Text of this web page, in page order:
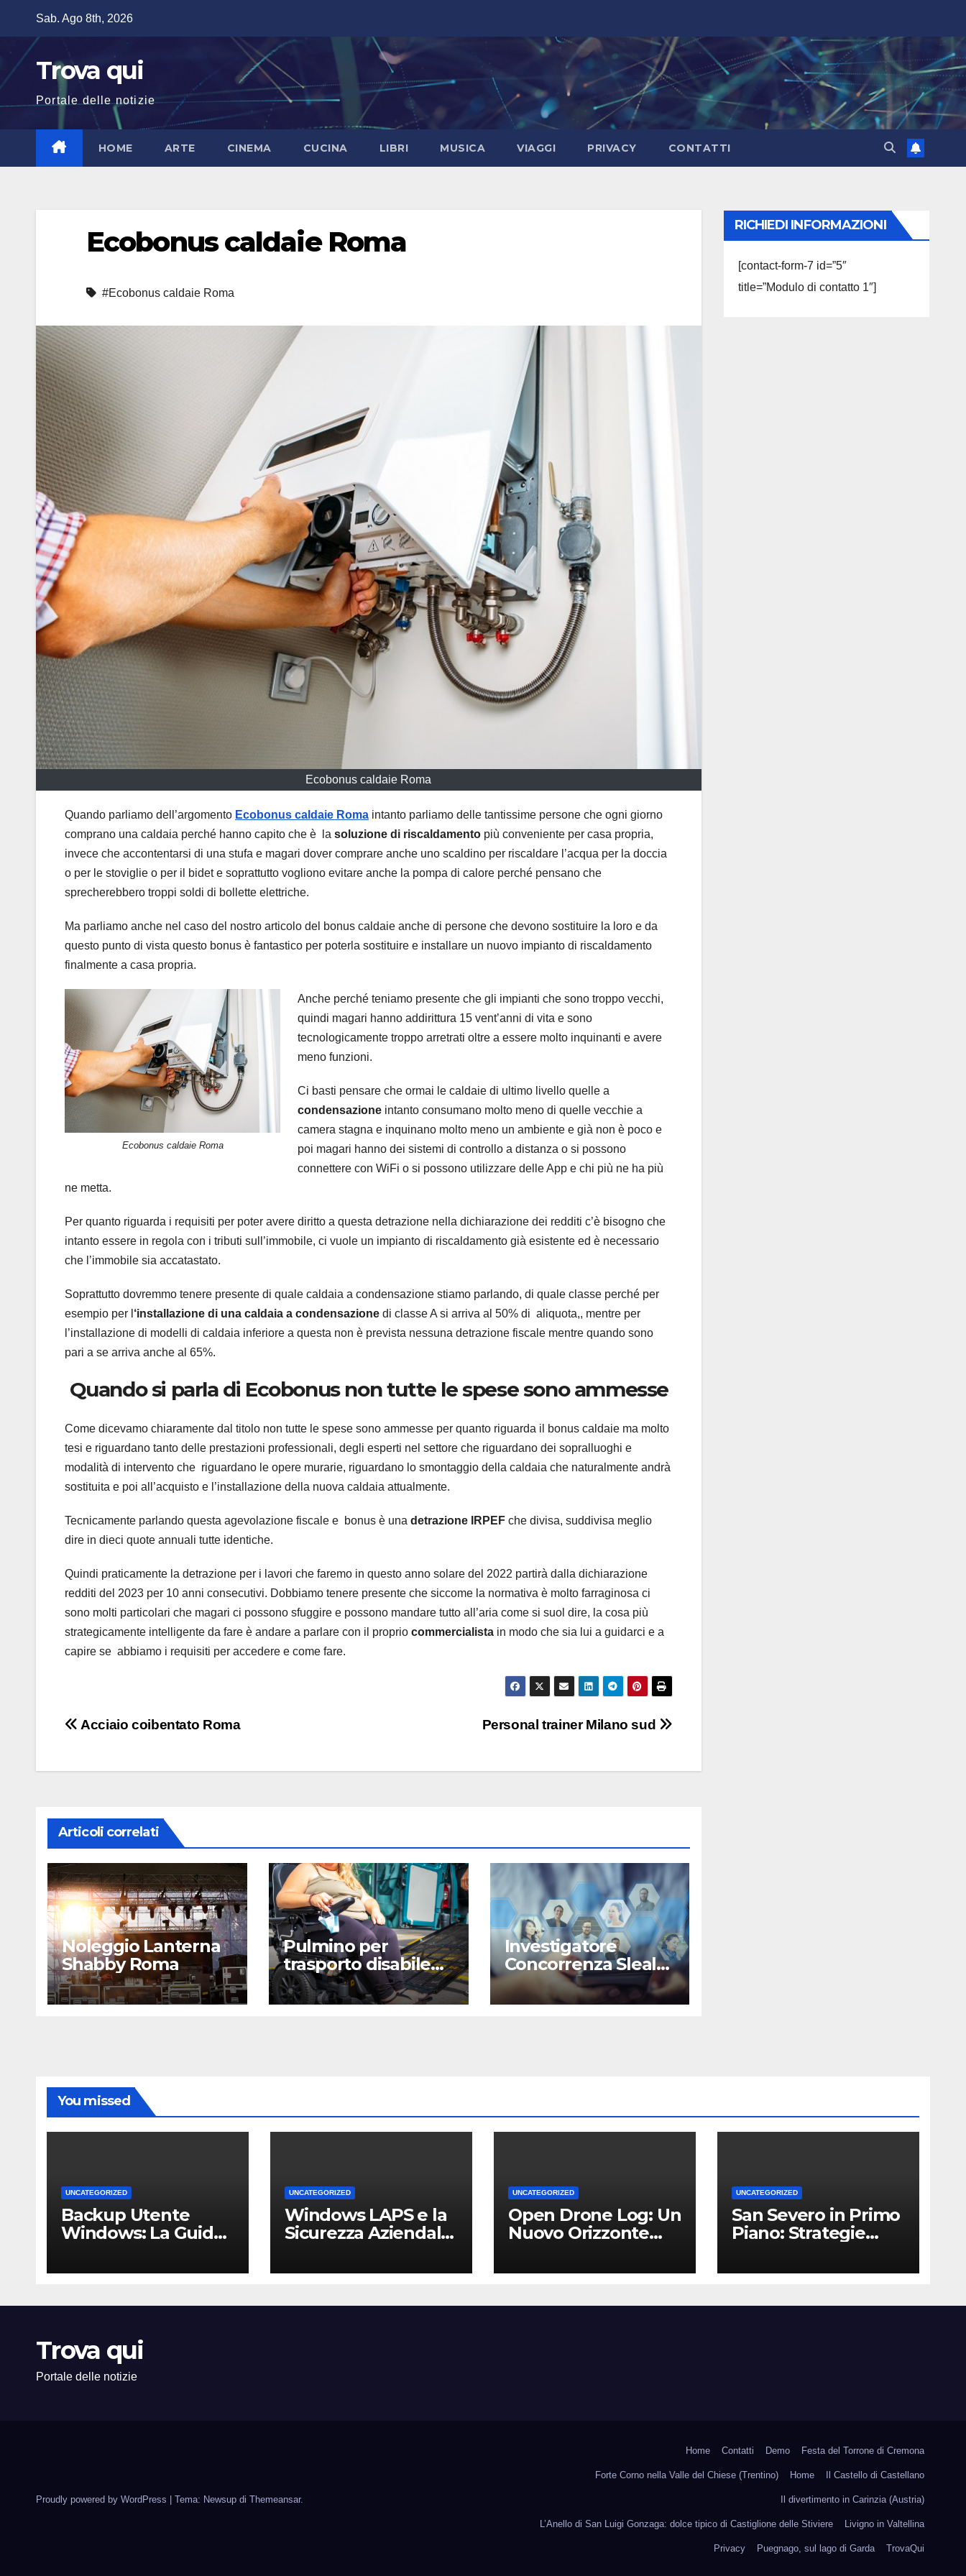
contenuto
Sab. Ago 8th, 2026
Trova qui
Portale delle notizie
HOME ARTE CINEMA CUCINA LIBRI MUSICA VIAGGI PRIVACY CONTATTI
Ecobonus caldaie Roma
#Ecobonus caldaie Roma
Ecobonus caldaie Roma
Quando parliamo dell’argomento Ecobonus caldaie Roma intanto parliamo delle tantissime persone che ogni giorno
comprano una caldaia perché hanno capito che è la soluzione di riscaldamento più conveniente per casa propria,
invece che accontentarsi di una stufa e magari dover comprare anche uno scaldino per riscaldare l’acqua per la doccia
o per le stoviglie o per il bidet e soprattutto vogliono evitare anche la pompa di calore perché pensano che
sprecherebbero troppi soldi di bollette elettriche.
Ma parliamo anche nel caso del nostro articolo del bonus caldaie anche di persone che devono sostituire la loro e da
questo punto di vista questo bonus è fantastico per poterla sostituire e installare un nuovo impianto di riscaldamento
finalmente a casa propria.
Ecobonus caldaie Roma
Anche perché teniamo presente che gli impianti che sono troppo vecchi,
quindi magari hanno addirittura 15 vent’anni di vita e sono
tecnologicamente troppo arretrati oltre a essere molto inquinanti e avere
meno funzioni.
Ci basti pensare che ormai le caldaie di ultimo livello quelle a
condensazione intanto consumano molto meno di quelle vecchie a
camera stagna e inquinano molto meno un ambiente e già non è poco e
poi magari hanno dei sistemi di controllo a distanza o si possono
connettere con WiFi o si possono utilizzare delle App e chi più ne ha più
ne metta.
Per quanto riguarda i requisiti per poter avere diritto a questa detrazione nella dichiarazione dei redditi c’è bisogno che
intanto essere in regola con i tributi sull’immobile, ci vuole un impianto di riscaldamento già esistente ed è necessario
che l’immobile sia accatastato.
Soprattutto dovremmo tenere presente di quale caldaia a condensazione stiamo parlando, di quale classe perché per
esempio per l ‘installazione di una caldaia a condensazione di classe A si arriva al 50% di aliquota,, mentre per
l’installazione di modelli di caldaia inferiore a questa non è prevista nessuna detrazione fiscale mentre quando sono
pari a se arriva anche al 65%.
Quando si parla di Ecobonus non tutte le spese sono ammesse
Come dicevamo chiaramente dal titolo non tutte le spese sono ammesse per quanto riguarda il bonus caldaie ma molto
tesi e riguardano tanto delle prestazioni professionali, degli esperti nel settore che riguardano dei sopralluoghi e
modalità di intervento che riguardano le opere murarie, riguardano lo smontaggio della caldaia che naturalmente andrà
sostituita e poi all’acquisto e l’installazione della nuova caldaia attualmente.
Tecnicamente parlando questa agevolazione fiscale e bonus è una detrazione IRPEF che divisa, suddivisa meglio
dire in dieci quote annuali tutte identiche.
Quindi praticamente la detrazione per i lavori che faremo in questo anno solare del 2022 partirà dalla dichiarazione
redditi del 2023 per 10 anni consecutivi. Dobbiamo tenere presente che siccome la normativa è molto farraginosa ci
sono molti particolari che magari ci possono sfuggire e possono mandare tutto all’aria come si suol dire, la cosa più
strategicamente intelligente da fare è andare a parlare con il proprio commercialista in modo che sia lui a guidarci e a
capire se abbiamo i requisiti per accedere e come fare.
Navigazione
Personal trainer Milano sud
Acciaio coibentato Roma
Articoli correlati
Noleggio Lanterna
Shabby Roma
Pulmino per
trasporto disabile
Roma
Investigatore
Concorrenza Sleale
Milano
RICHIEDI INFORMAZIONI
[contact-form-7 id=”5″
title=”Modulo di contatto 1″]
You missed
UNCATEGORIZED
Backup Utente
Windows: La Guida
Perdere i Tuoi Dati
dell’Ufficio
UNCATEGORIZED
Windows LAPS e la
Sicurezza Aziendale:
Competitivo per le
UNCATEGORIZED
Open Drone Log: Un
Nuovo Orizzonte
Professionisti
UNCATEGORIZED
San Severo in Primo
Piano: Strategie
Attività Locali nei
Trova qui
Portale delle notizie
Proudly powered by WordPress Tema: Newsup di Themeansar.
Home Contatti Demo Festa del Torrone di Cremona
Forte Corno nella Valle del Chiese (Trentino) Home Il Castello di Castellano
Il divertimento in Carinzia (Austria)
L’Anello di San Luigi Gonzaga: dolce tipico di Castiglione delle Stiviere Livigno in Valtellina
Privacy Puegnago, sul lago di Garda TrovaQui